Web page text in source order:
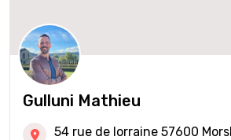
Gulluni Mathieu
54 rue de lorraine 57600